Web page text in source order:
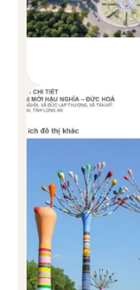
Shophouse được bố
đáp ứng nhu cầu
cho nhà đầu tư.
Diện tích: 72 –
Mặt tiền: 6m